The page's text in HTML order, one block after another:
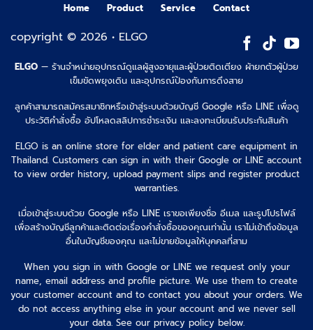
copyright © 2026 • ELGO
Home Product Service Contact
ELGO — ร้านจำหน่ายอุปกรณ์ดูแลผู้สูงอายุและผู้ป่วยติดเตียง ผ้ายกตัวผู้ป่วย
เข็มขัดพยุงเดิน และอุปกรณ์ป้องกันการดึงสาย
ลูกค้าสามารถสมัครสมาชิกหรือเข้าสู่ระบบด้วยบัญชี Google หรือ LINE เพื่อดู
ประวัติคำสั่งซื้อ อัปโหลดสลิปการชำระเงิน และลงทะเบียนรับประกันสินค้า
ELGO is an online store for elder and patient care equipment in
Thailand. Customers can sign in with their Google or LINE account
to view order history, upload payment slips and register product
warranties.
เมื่อเข้าสู่ระบบด้วย Google หรือ LINE เราขอเพียงชื่อ อีเมล และรูปโปรไฟล์
เพื่อสร้างบัญชีลูกค้าและติดต่อเรื่องคำสั่งซื้อของคุณเท่านั้น เราไม่เข้าถึงข้อมูล
อื่นในบัญชีของคุณ และไม่ขายข้อมูลให้บุคคลที่สาม
When you sign in with Google or LINE we request only your
name, email address and profile picture. We use them to create
your customer account and to contact you about your orders. We
do not access anything else in your account and we never sell
your data. See our privacy policy below.